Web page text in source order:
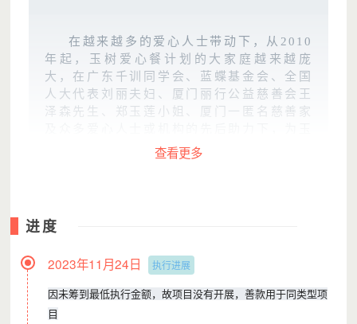
在越来越多的爱心人士带动下，从2010
年起，玉树爱心餐计划的大家庭越来越庞
大，在广东千训同学会、蓝蝶基金会、全国
人大代表刘丽夫妇、厦门丽行公益慈善会王
泽森先生、郑玉莲小姐、厦门一匿名慈善家
爱心款70多万元
查看更多
进度
2023年11月24日 执行进展
因未筹到最低执行金额，故项目没有开展，善款用于同类型项
目